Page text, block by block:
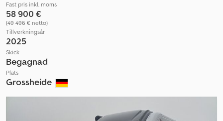
Fast pris inkl. moms
58 900 €
(49 496 € netto)
Tillverkningsår
2025
Skick
Begagnad
Plats
Grossheide